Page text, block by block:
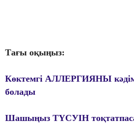
Тағы оқыңыз:
Көктемгі АЛЛЕРГИЯНЫ
болады
Шашыңыз ТҮСУІН